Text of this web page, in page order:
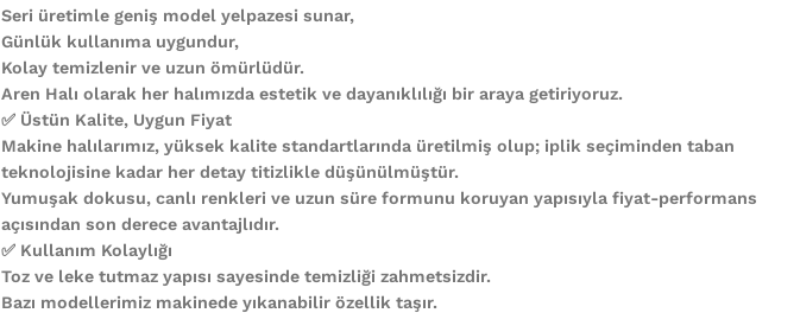
Seri üretimle geniş model yelpazesi sunar,
Günlük kullanıma uygundur,
Kolay temizlenir ve uzun ömürlüdür.
Aren Halı olarak her halımızda estetik ve dayanıklılığı bir araya getiriyoruz.
✅ Üstün Kalite, Uygun Fiyat
Makine halılarımız, yüksek kalite standartlarında üretilmiş olup; iplik seçiminden taban
teknolojisine kadar her detay titizlikle düşünülmüştür.
Yumuşak dokusu, canlı renkleri ve uzun süre formunu koruyan yapısıyla fiyat-performans
açısından son derece avantajlıdır.
✅ Kullanım Kolaylığı
Toz ve leke tutmaz yapısı sayesinde temizliği zahmetsizdir.
Bazı modellerimiz makinede yıkanabilir özellik taşır.